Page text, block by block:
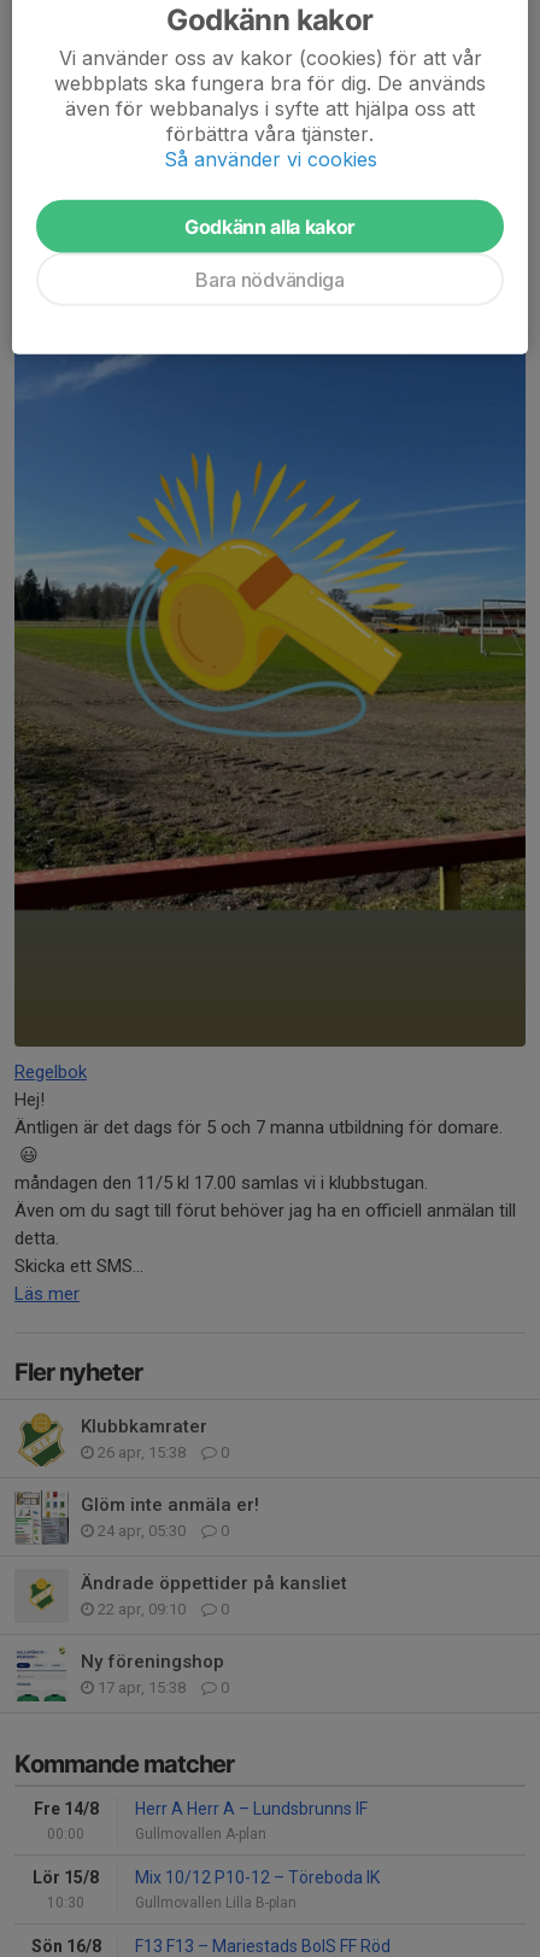
Utbildning 5 & 7 manna
8 maj, 20:06 0 kommentarer
Regelbok
Hej!
Äntligen är det dags för 5 och 7 manna utbildning för domare.
😃
måndagen den 11/5 kl 17.00 samlas vi i klubbstugan.
Även om du sagt till förut behöver jag ha en officiell anmälan till
detta.
Skicka ett SMS...
Läs mer
Fler nyheter
Klubbkamrater
26 apr, 15:38 0
Glöm inte anmäla er!
24 apr, 05:30 0
Ändrade öppettider på kansliet
22 apr, 09:10 0
Ny föreningshop
17 apr, 15:38 0
Kommande matcher
Fre 14/8
00:00
Herr A Herr A – Lundsbrunns IF
Gullmovallen A-plan
Lör 15/8
10:30
Mix 10/12 P10-12 – Töreboda IK
Gullmovallen Lilla B-plan
Sön 16/8 F13 F13 – Mariestads BoIS FF Röd
Godkänn kakor
Vi använder oss av kakor (cookies) för att vår
webbplats ska fungera bra för dig. De används
även för webbanalys i syfte att hjälpa oss att
förbättra våra tjänster.
Så använder vi cookies
Godkänn alla kakor
Bara nödvändiga